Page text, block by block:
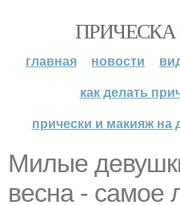
главная новости
как делать
прически и макияж на
Милые
весна - самое